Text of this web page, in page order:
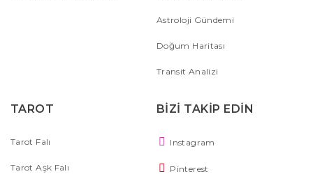
Astroloji Gündemi
Doğum Haritası
Transit Analizi
TAROT
Tarot Falı
Tarot Aşk Falı
BİZİ TAKİP EDİN
Instagram
Pinterest